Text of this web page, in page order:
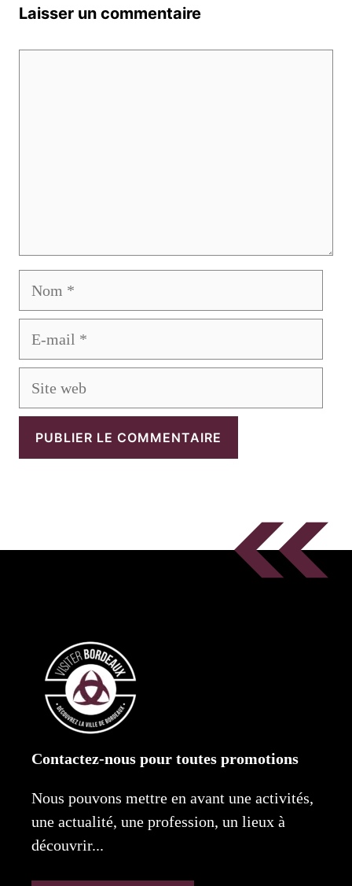
Laisser un commentaire
Contactez-nous pour toutes promotions
Nous pouvons mettre en avant une activités,
une actualité, une profession, un lieux à
découvrir...